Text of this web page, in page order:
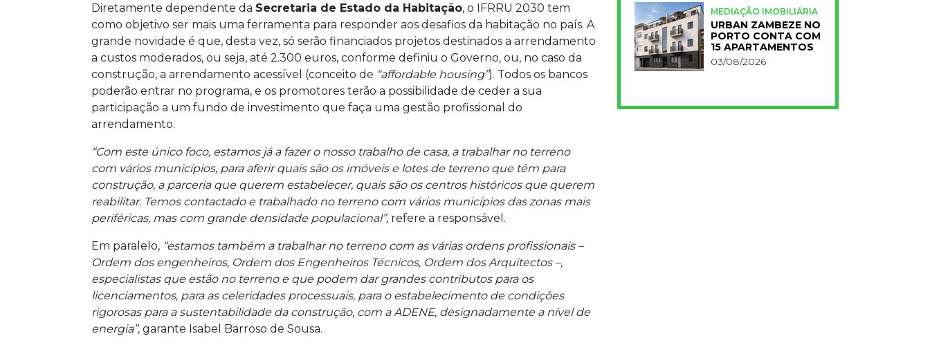
Diretamente dependente da Secretaria de Estado da Habitação, o IFRRU 2030 tem
como objetivo ser mais uma ferramenta para responder aos desafios da habitação no país. A
grande novidade é que, desta vez, só serão financiados projetos destinados a arrendamento
a custos moderados, ou seja, até 2.300 euros, conforme definiu o Governo, ou, no caso da
construção, a arrendamento acessível (conceito de “affordable housing”). Todos os bancos
poderão entrar no programa, e os promotores terão a possibilidade de ceder a sua
participação a um fundo de investimento que faça uma gestão profissional do
arrendamento.
“Com este único foco, estamos já a fazer o nosso trabalho de casa, a trabalhar no terreno
com vários municípios, para aferir quais são os imóveis e lotes de terreno que têm para
construção, a parceria que querem estabelecer, quais são os centros históricos que querem
reabilitar. Temos contactado e trabalhado no terreno com vários municípios das zonas mais
periféricas, mas com grande densidade populacional”, refere a responsável.
Em paralelo, “estamos também a trabalhar no terreno com as várias ordens profissionais –
Ordem dos engenheiros, Ordem dos Engenheiros Técnicos, Ordem dos Arquitectos –,
especialistas que estão no terreno e que podem dar grandes contributos para os
licenciamentos, para as celeridades processuais, para o estabelecimento de condições
rigorosas para a sustentabilidade da construção, com a ADENE, designadamente a nível de
energia”, garante Isabel Barroso de Sousa.
MEDIAÇÃO IMOBILIÁRIA
URBAN ZAMBEZE NO
PORTO CONTA COM
15 APARTAMENTOS
03/08/2026